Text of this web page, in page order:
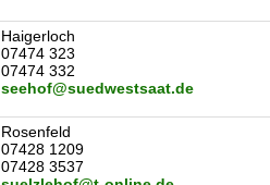
Haigerloch
07474 323
07474 332
seehof@suedwestsaat.de
Rosenfeld
07428 1209
07428 3537